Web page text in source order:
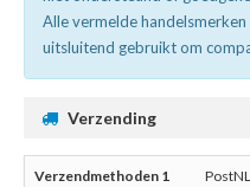
Alle vermelde
uitsluitend gebruikt om
Verzending
PostNL